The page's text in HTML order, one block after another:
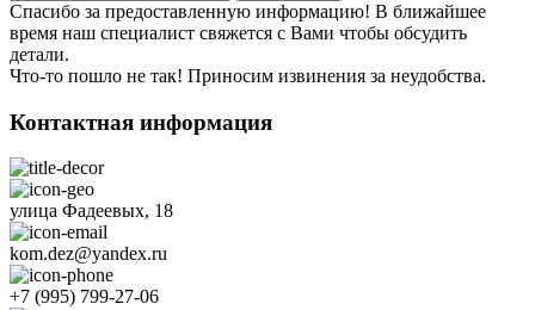
Спасибо за предоставленную информацию! В ближайшее
время наш специалист свяжется с Вами чтобы обсудить
детали.
Что-то пошло не так! Приносим извинения за неудобства.
Контактная информация
улица Фадеевых, 18
kom.dez@yandex.ru
+7 (995) 799-27-06